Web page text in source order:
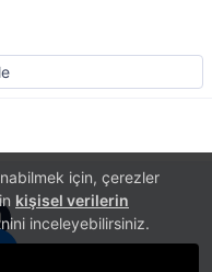
için, çerezler
kişisel verilerin
inceleyebilirsiniz.